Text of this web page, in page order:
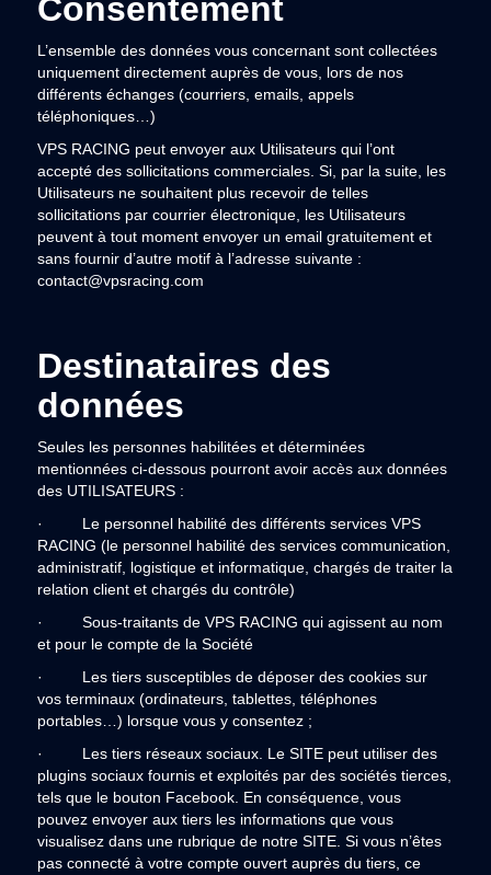
Consentement
L’ensemble des données vous concernant sont collectées
uniquement directement auprès de vous, lors de nos
différents échanges (courriers, emails, appels
téléphoniques…)
VPS RACING peut envoyer aux Utilisateurs qui l’ont
accepté des sollicitations commerciales. Si, par la suite, les
Utilisateurs ne souhaitent plus recevoir de telles
sollicitations par courrier électronique, les Utilisateurs
peuvent à tout moment envoyer un email gratuitement et
sans fournir d’autre motif à l’adresse suivante :
contact@vpsracing.com
Destinataires des
données
Seules les personnes habilitées et déterminées
mentionnées ci-dessous pourront avoir accès aux données
des UTILISATEURS :
· Le personnel habilité des différents services VPS
RACING (le personnel habilité des services communication,
administratif, logistique et informatique, chargés de traiter la
relation client et chargés du contrôle)
· Sous-traitants de VPS RACING qui agissent au nom
et pour le compte de la Société
· Les tiers susceptibles de déposer des cookies sur
vos terminaux (ordinateurs, tablettes, téléphones
portables…) lorsque vous y consentez ;
· Les tiers réseaux sociaux. Le SITE peut utiliser des
plugins sociaux fournis et exploités par des sociétés tierces,
tels que le bouton Facebook. En conséquence, vous
pouvez envoyer aux tiers les informations que vous
visualisez dans une rubrique de notre SITE. Si vous n’êtes
pas connecté à votre compte ouvert auprès du tiers, ce